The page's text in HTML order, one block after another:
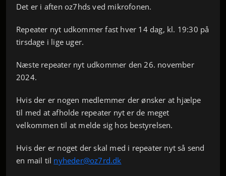
Det er i aften oz7hds ved mikrofonen.
Repeater nyt udkommer fast hver 14 dag, kl. 19:30 på
tirsdage i lige uger.
Næste repeater nyt udkommer den 26. november
2024.
Hvis der er nogen medlemmer der ønsker at hjælpe
til med at afholde repeater nyt er de meget
velkommen til at melde sig hos bestyrelsen.
Hvis der er noget der skal med i repeater nyt så send
en mail til nyheder@oz7rd.dk